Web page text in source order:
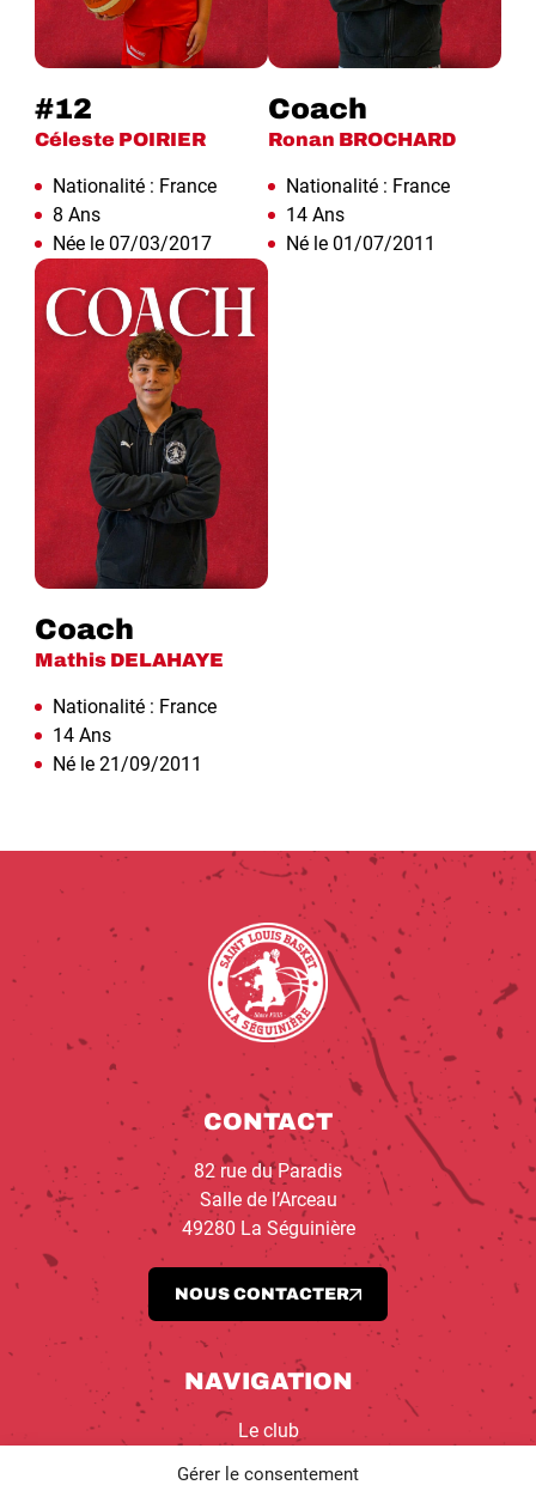
Gérer le consentement
#12
Céleste POIRIER
Nationalité : France
8 Ans
Née le 07/03/2017
Coach
Ronan BROCHARD
Nationalité : France
14 Ans
Né le 01/07/2011
Coach
Mathis DELAHAYE
Nationalité : France
14 Ans
Né le 21/09/2011
CONTACT
82 rue du Paradis
Salle de l’Arceau
49280 La Séguinière
NOUS CONTACTER
NAVIGATION
Le club